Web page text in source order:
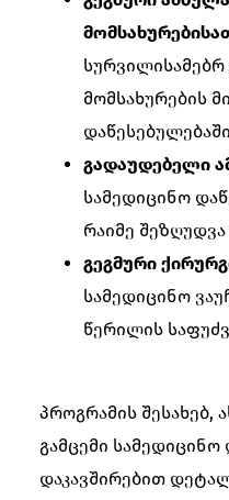
მომსახურების
გადაუდებელი
სამედიცინო
რაიმე
გეგმური
სამედიცინო
წერილის
პროგრამის შესახებ,
გამცემი
დაკავშირებით